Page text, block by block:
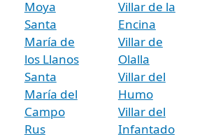
Moya
Santa
María de
los Llanos
Santa
María del
Campo
Rus
Villar de la
Encina
Villar de
Olalla
Villar del
Humo
Villar del
Infantado